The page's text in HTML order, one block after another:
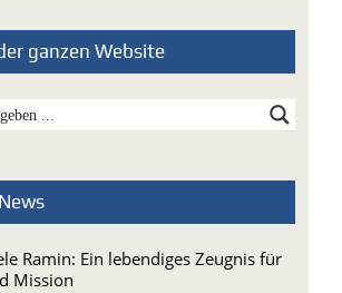
ganzen Website
Ramin: Ein lebendiges Zeugnis für
Mission